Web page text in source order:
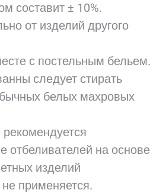
составит ± 10%.
от изделий другого
с постельным бельем.
следует стирать
белых махровых
отбеливателей на основе
изделий
применяется.